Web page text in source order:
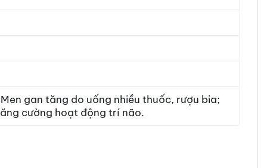
gan tăng do uống nhiều thuốc, rượu bia;
cường hoạt động trí não.